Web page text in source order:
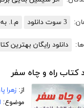
3 سوت دانلود م.ا.
دانلود رایگان بهترین
کتاب راه و چاه سفر
از: زهرا
موضوع: